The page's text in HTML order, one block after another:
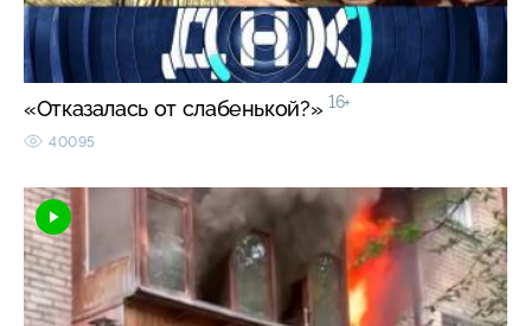
«Отказалась от слабенькой?» 16+
40095